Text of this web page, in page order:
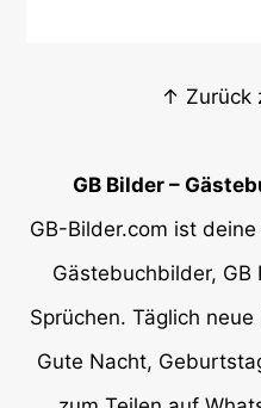
↑ Zurück
GB Bilder –
GB-Bilder.com ist
Gästebuchbilder,
Sprüchen. Täglich
Gute Nacht,